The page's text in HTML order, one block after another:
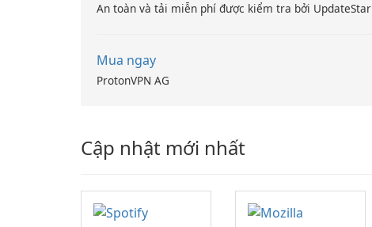
An toàn và tải miễn phí được kiểm tra bởi UpdateStar
Mua ngay
ProtonVPN AG
Cập nhật mới nhất